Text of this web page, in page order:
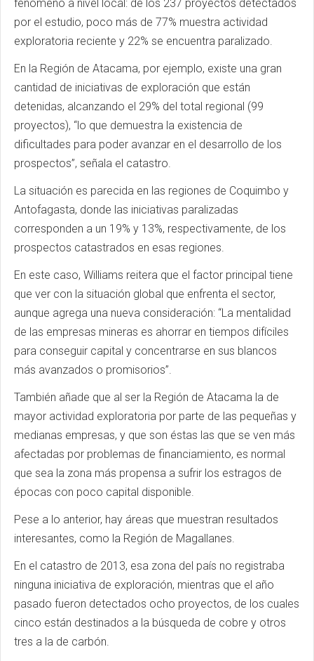
fenómeno a nivel local: de los 237 proyectos detectados
por el estudio, poco más de 77% muestra actividad
exploratoria reciente y 22% se encuentra paralizado.
En la Región de Atacama, por ejemplo, existe una gran
cantidad de iniciativas de exploración que están
detenidas, alcanzando el 29% del total regional (99
proyectos), “lo que demuestra la existencia de
dificultades para poder avanzar en el desarrollo de los
prospectos”, señala el catastro.
La situación es parecida en las regiones de Coquimbo y
Antofagasta, donde las iniciativas paralizadas
corresponden a un 19% y 13%, respectivamente, de los
prospectos catastrados en esas regiones.
En este caso, Williams reitera que el factor principal tiene
que ver con la situación global que enfrenta el sector,
aunque agrega una nueva consideración: “La mentalidad
de las empresas mineras es ahorrar en tiempos difíciles
para conseguir capital y concentrarse en sus blancos
más avanzados o promisorios”.
También añade que al ser la Región de Atacama la de
mayor actividad exploratoria por parte de las pequeñas y
medianas empresas, y que son éstas las que se ven más
afectadas por problemas de financiamiento, es normal
que sea la zona más propensa a sufrir los estragos de
épocas con poco capital disponible.
Pese a lo anterior, hay áreas que muestran resultados
interesantes, como la Región de Magallanes.
En el catastro de 2013, esa zona del país no registraba
ninguna iniciativa de exploración, mientras que el año
pasado fueron detectados ocho proyectos, de los cuales
cinco están destinados a la búsqueda de cobre y otros
tres a la de carbón.